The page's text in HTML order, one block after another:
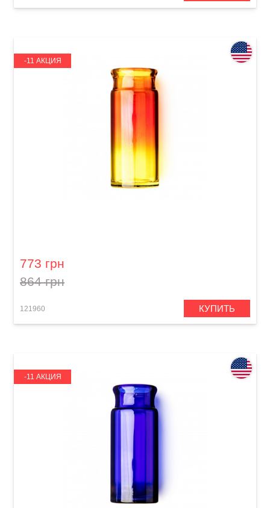
-11 АКЦИЯ
773 грн
864 грн
121960 КУПИТЬ
-11 АКЦИЯ